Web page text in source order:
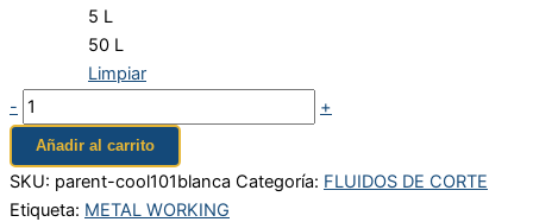
5 L
50 L
Limpiar
-
+
Añadir al carrito
SKU: parent-cool101blanca Categoría: FLUIDOS DE CORTE
Etiqueta: METAL WORKING